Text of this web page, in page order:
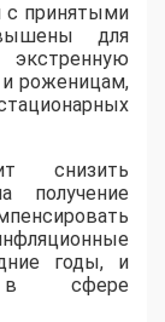
с принятыми
для
роженицам,
снизить
получение
годы, и
в сфере